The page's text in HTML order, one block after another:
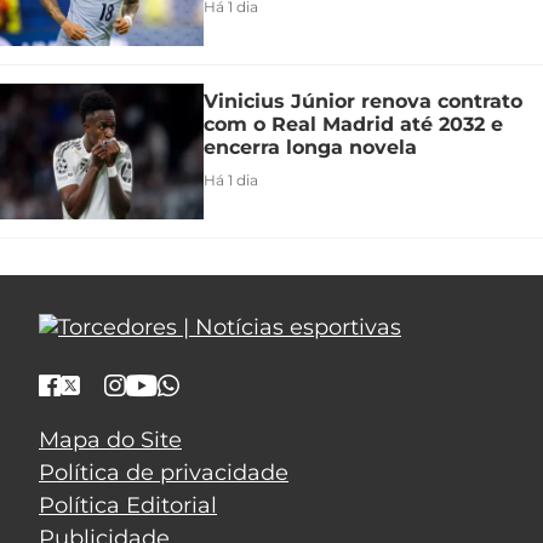
Há 1 dia
Vinicius Júnior renova contrato
com o Real Madrid até 2032 e
encerra longa novela
Há 1 dia
Mapa do Site
Política de privacidade
Política Editorial